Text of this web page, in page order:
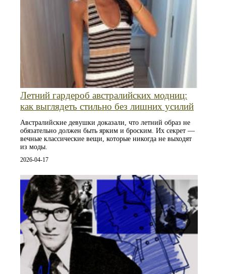
Летний гардероб австралийских модниц:
как выглядеть стильно без лишних усилий
Австралийские девушки доказали, что летний образ не
обязательно должен быть ярким и броским. Их секрет —
вечные классические вещи, которые никогда не выходят
из моды.
2026-04-17